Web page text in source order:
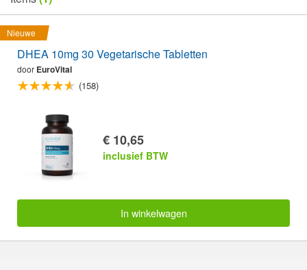
Nieuwe
DHEA 10mg 30 Vegetarische Tabletten
door EuroVital
(158)
€ 10,65
inclusief BTW
In winkelwagen